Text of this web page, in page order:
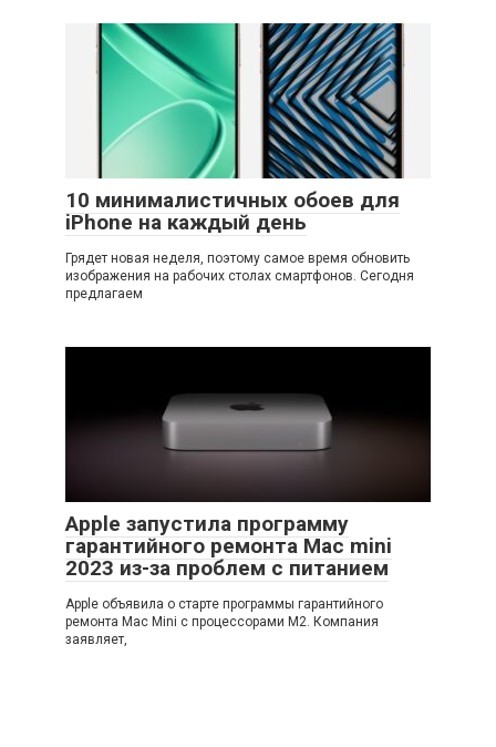
10 минималистичных обоев для
iPhone на каждый день
Грядет новая неделя, поэтому самое время обновить
изображения на рабочих столах смартфонов. Сегодня
предлагаем
Apple запустила программу
гарантийного ремонта Mac mini
2023 из-за проблем с питанием
Apple объявила о старте программы гарантийного
ремонта Mac Mini с процессорами M2. Компания
заявляет,